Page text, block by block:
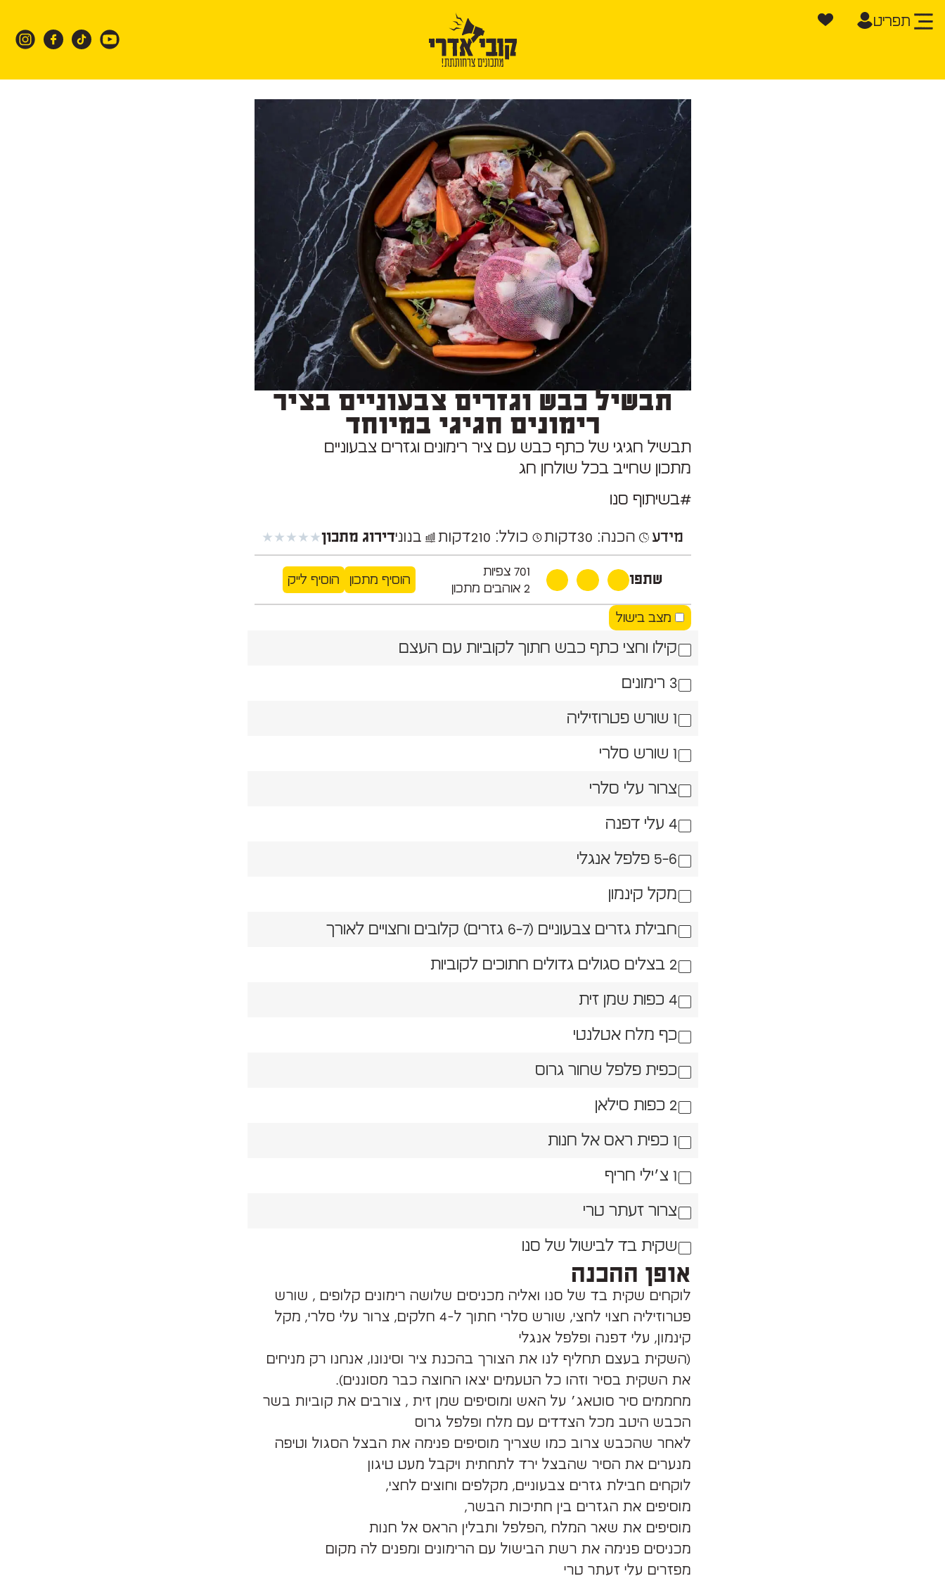
תפריט
תבשיל כבש וגזרים צבעוניים בציר
רימונים חגיגי במיוחד
תבשיל חגיגי של כתף כבש עם ציר רימונים וגזרים צבעוניים
מתכון שחייב בכל שולחן חג
#בשיתוף סנו
מידע הכנה: 30 דקות כולל: 210 דקות בנונידירוג מתכון★
★
★
★
★
שתפו
701צפיות
2 אוהבים מתכון
הוסיף מתכון הוסיף לייק
מצב בישול
קילו וחצי כתף כבש חתוך לקוביות עם העצם
3 רימונים
1 שורש פטרוזיליה
1 שורש סלרי
צרור עלי סלרי
4 עלי דפנה
5-6 פלפל אנגלי
מקל קינמון
חבילת גזרים צבעוניים (6-7 גזרים) קלובים וחצויים לאורך
2 בצלים סגולים גדולים חתוכים לקוביות
4 כפות שמן זית
כף מלח אטלנטי
כפית פלפל שחור גרוס
2 כפות סילאן
1 כפית ראס אל חנות
1 צ׳ילי חריף
צרור זעתר טרי
שקית בד לבישול של סנו
אופן ההכנה
לוקחים שקית בד של סנו ואליה מכניסים שלושה רימונים קלופים , שורש
פטרוזיליה חצוי לחצי, שורש סלרי חתוך ל-4 חלקים, צרור עלי סלרי, מקל
קינמון, עלי דפנה ופלפל אנגלי
(השקית בעצם תחליף לנו את הצורך בהכנת ציר וסינונו, אנחנו רק מניחים
את השקית בסיר וזהו כל הטעמים יצאו החוצה כבר מסוננים).
מחממים סיר סוטאג׳ על האש ומוסיפים שמן זית , צורבים את קוביות בשר
הכבש היטב מכל הצדדים עם מלח ופלפל גרוס
לאחר שהכבש צרוב כמו שצריך מוסיפים פנימה את הבצל הסגול וטיפה
מנערים את הסיר שהבצל ירד לתחתית ויקבל מעט טיגון
לוקחים חבילת גזרים צבעוניים, מקלפים וחוצים לחצי,
מוסיפים את הגזרים בין חתיכות הבשר,
מוסיפים את שאר המלח ,הפלפל ותבלין הראס אל חנות
מכניסים פנימה את רשת הבישול עם הרימונים ומפנים לה מקום
מפזרים עלי זעתר טרי